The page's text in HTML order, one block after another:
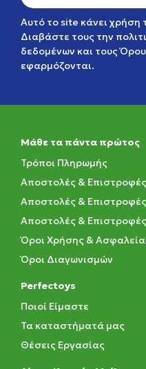
Αυτό το site κάνει χρήση
Διαβάστε τους την
δεδομένων και τους
εφαρμόζονται.
Μάθε τα πάντα πρώτος
Τρόποι Πληρωμής
Αποστολές &
Αποστολές &
Αποστολές &
Όροι Χρήσης &
Όροι Διαγωνισμών
Perfectoys
Ποιοί Είμαστε
Τα καταστήματά μας
Θέσεις Εργασίας